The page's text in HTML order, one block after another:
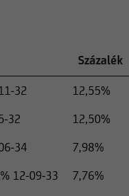
Százalék
32
12,55%
32
12,50%
34
7,98%
12-09-33
7,76%